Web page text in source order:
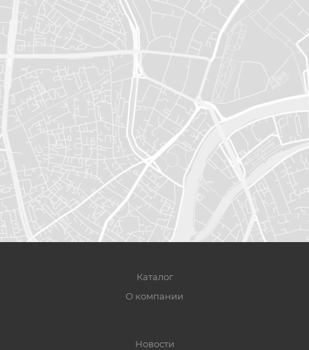
Каталог
О компании
Новости